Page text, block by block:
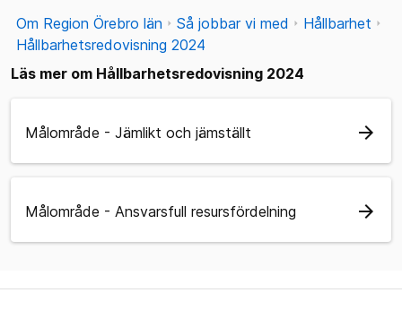
Om Region Örebro län Så jobbar vi med
Hållbarhet
Hållbarhetsredovisning 2024
Läs mer om Hållbarhetsredovisning 2024
Målområde - Jämlikt och jämställt arrow_forward
Målområde - Ansvarsfull resursfördelning arrow_forward